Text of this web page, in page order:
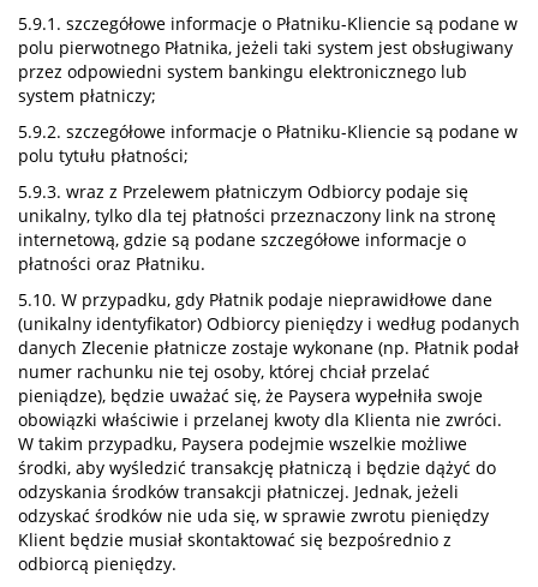
5.9.1. szczegółowe informacje o Płatniku-Kliencie są podane w
polu pierwotnego Płatnika, jeżeli taki system jest obsługiwany
przez odpowiedni system bankingu elektronicznego lub
system płatniczy;
5.9.2. szczegółowe informacje o Płatniku-Kliencie są podane w
polu tytułu płatności;
5.9.3. wraz z Przelewem płatniczym Odbiorcy podaje się
unikalny, tylko dla tej płatności przeznaczony link na stronę
internetową, gdzie są podane szczegółowe informacje o
płatności oraz Płatniku.
5.10. W przypadku, gdy Płatnik podaje nieprawidłowe dane
(unikalny identyfikator) Odbiorcy pieniędzy i według podanych
danych Zlecenie płatnicze zostaje wykonane (np. Płatnik podał
numer rachunku nie tej osoby, której chciał przelać
pieniądze), będzie uważać się, że Paysera wypełniła swoje
obowiązki właściwie i przelanej kwoty dla Klienta nie zwróci.
W takim przypadku, Paysera podejmie wszelkie możliwe
środki, aby wyśledzić transakcję płatniczą i będzie dążyć do
odzyskania środków transakcji płatniczej. Jednak, jeżeli
odzyskać środków nie uda się, w sprawie zwrotu pieniędzy
Klient będzie musiał skontaktować się bezpośrednio z
odbiorcą pieniędzy.